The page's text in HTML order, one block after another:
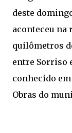
deste
aconteceu na
quilômetros
entre Sorriso
conhecido
Obras do